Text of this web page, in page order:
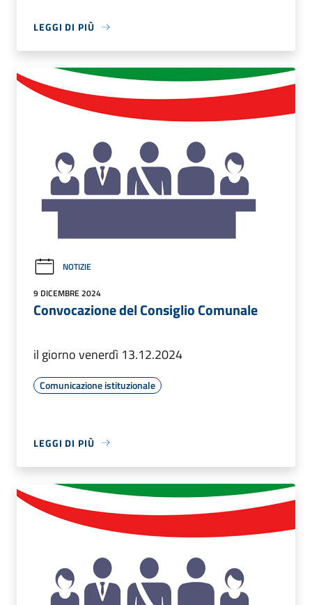
LEGGI DI PIÙ
NOTIZIE
9 DICEMBRE 2024
Convocazione del Consiglio Comunale
il giorno venerdì 13.12.2024
Comunicazione istituzionale
LEGGI DI PIÙ